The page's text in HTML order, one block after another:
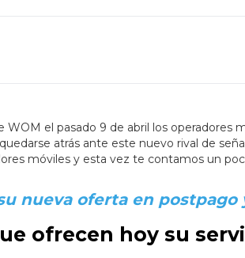
WOM el pasado 9 de abril los operadores
atrás ante este nuevo rival de
móviles y esta vez te contamos un
nueva oferta en postpago
ofrecen hoy su